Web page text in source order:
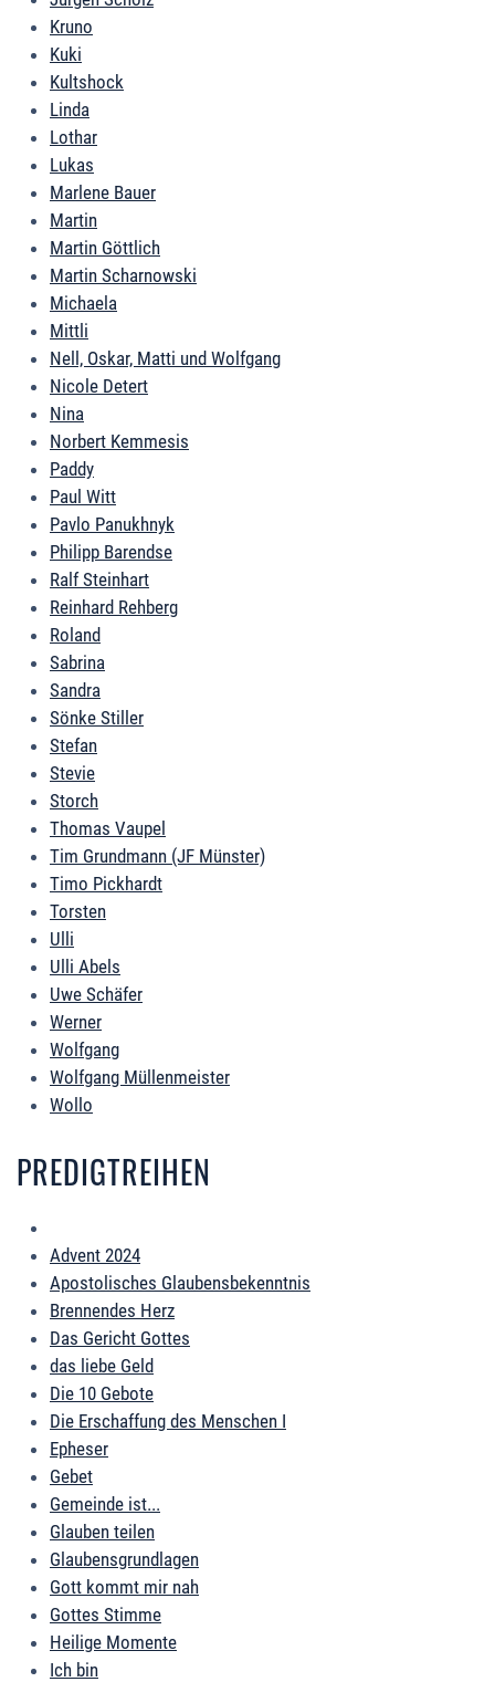
Kruno
Kuki
Kultshock
Linda
Lothar
Lukas
Marlene Bauer
Martin
Martin Göttlich
Martin Scharnowski
Michaela
Mittli
Nell, Oskar, Matti und Wolfgang
Nicole Detert
Nina
Norbert Kemmesis
Paddy
Paul Witt
Pavlo Panukhnyk
Philipp Barendse
Ralf Steinhart
Reinhard Rehberg
Roland
Sabrina
Sandra
Sönke Stiller
Stefan
Stevie
Storch
Thomas Vaupel
Tim Grundmann (JF Münster)
Timo Pickhardt
Torsten
Ulli
Ulli Abels
Uwe Schäfer
Werner
Wolfgang
Wolfgang Müllenmeister
Wollo
PREDIGTREIHEN
Advent 2024
Apostolisches Glaubensbekenntnis
Brennendes Herz
Das Gericht Gottes
das liebe Geld
Die 10 Gebote
Die Erschaffung des Menschen I
Epheser
Gebet
Gemeinde ist...
Glauben teilen
Glaubensgrundlagen
Gott kommt mir nah
Gottes Stimme
Heilige Momente
Ich bin